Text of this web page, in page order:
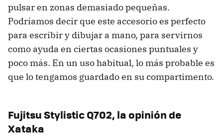
pulsar en zonas demasiado pequeñas.
Podríamos decir que este accesorio es perfecto
para escribir y dibujar a mano, para servirnos
como ayuda en ciertas ocasiones puntuales y
poco más. En un uso habitual, lo más probable es
que lo tengamos guardado en su compartimento.
Fujitsu Stylistic Q702, la opinión de
Xataka